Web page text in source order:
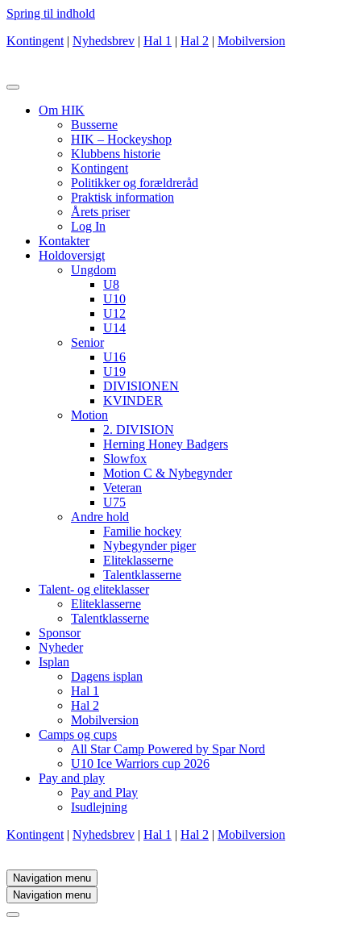
Spring til indhold
Kontingent | Nyhedsbrev | Hal 1 | Hal 2 | Mobilversion
Om HIK
Busserne
HIK – Hockeyshop
Klubbens historie
Kontingent
Politikker og forældreråd
Praktisk information
Årets priser
Log In
Kontakter
Holdoversigt
Ungdom
U8
U10
U12
U14
Senior
U16
U19
DIVISIONEN
KVINDER
Motion
2. DIVISION
Herning Honey Badgers
Slowfox
Motion C & Nybegynder
Veteran
U75
Andre hold
Familie hockey
Nybegynder piger
Eliteklasserne
Talentklasserne
Talent- og eliteklasser
Eliteklasserne
Talentklasserne
Sponsor
Nyheder
Isplan
Dagens isplan
Hal 1
Hal 2
Mobilversion
Camps og cups
All Star Camp Powered by Spar Nord
U10 Ice Warriors cup 2026
Pay and play
Pay and Play
Isudlejning
Kontingent | Nyhedsbrev | Hal 1 | Hal 2 | Mobilversion
Navigation menu
Navigation menu